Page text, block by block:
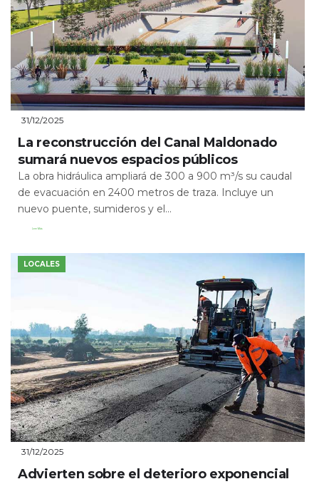
31/12/2025
La reconstrucción del Canal Maldonado
sumará nuevos espacios públicos
La obra hidráulica ampliará de 300 a 900 m³/s su caudal
de evacuación en 2400 metros de traza. Incluye un
nuevo puente, sumideros y el...
Leer Más
LOCALES
31/12/2025
Advierten sobre el deterioro exponencial